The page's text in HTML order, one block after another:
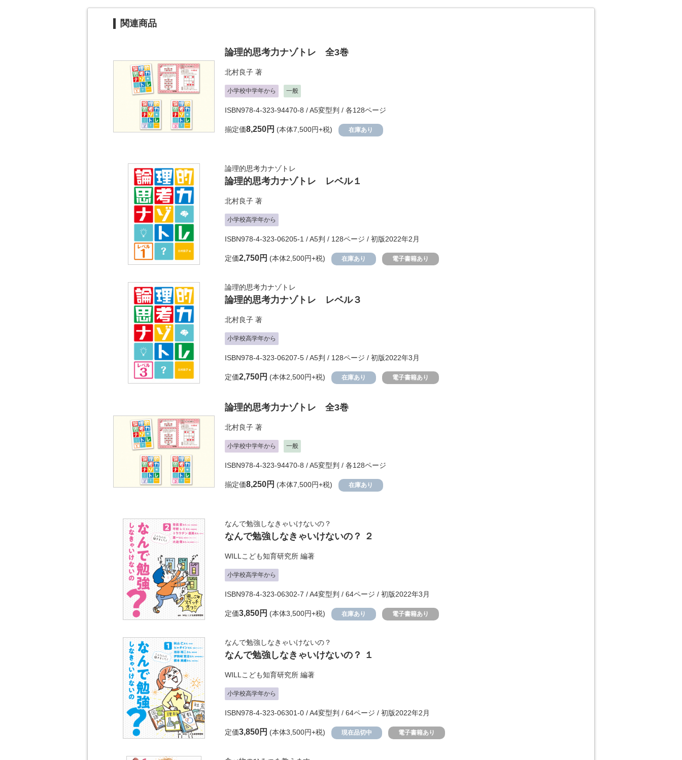
関連商品
論理的思考力ナゾトレ 全3巻
北村良子 著
小学校中学年から 一般
ISBN978-4-323-94470-8 / A5変型判 / 各128ページ
揃定価8,250円 (本体7,500円+税) 在庫あり
論理的思考力ナゾトレ
論理的思考力ナゾトレ レベル１
北村良子 著
小学校高学年から
ISBN978-4-323-06205-1 / A5判 / 128ページ / 初版2022年2月
定価2,750円 (本体2,500円+税) 在庫あり 電子書籍あり
論理的思考力ナゾトレ
論理的思考力ナゾトレ レベル３
北村良子 著
小学校高学年から
ISBN978-4-323-06207-5 / A5判 / 128ページ / 初版2022年3月
定価2,750円 (本体2,500円+税) 在庫あり 電子書籍あり
論理的思考力ナゾトレ 全3巻
北村良子 著
小学校中学年から 一般
ISBN978-4-323-94470-8 / A5変型判 / 各128ページ
揃定価8,250円 (本体7,500円+税) 在庫あり
なんで勉強しなきゃいけないの？
なんで勉強しなきゃいけないの？ ２
WILLこども知育研究所 編著
小学校高学年から
ISBN978-4-323-06302-7 / A4変型判 / 64ページ / 初版2022年3月
定価3,850円 (本体3,500円+税) 在庫あり 電子書籍あり
なんで勉強しなきゃいけないの？
なんで勉強しなきゃいけないの？ １
WILLこども知育研究所 編著
小学校高学年から
ISBN978-4-323-06301-0 / A4変型判 / 64ページ / 初版2022年2月
定価3,850円 (本体3,500円+税) 現在品切中 電子書籍あり